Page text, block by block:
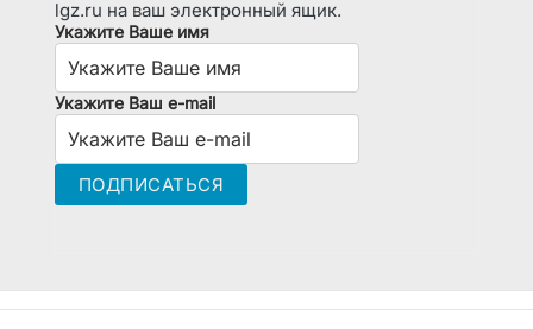
lgz.ru на ваш электронный ящик.
Укажите Ваше имя
Укажите Ваш e-mail